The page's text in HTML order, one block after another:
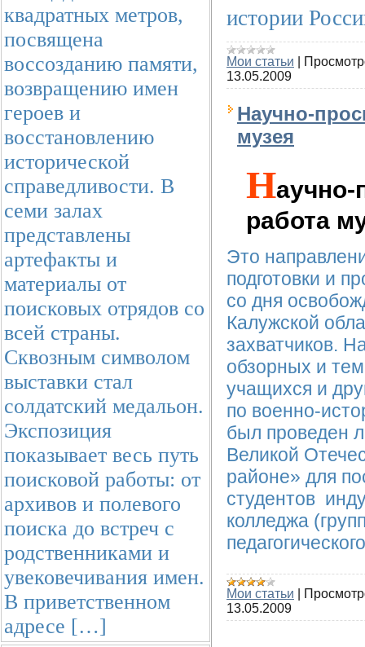
квадратных метров,
посвящена
воссозданию памяти,
возвращению имен
героев и
восстановлению
исторической
справедливости. В
семи залах
представлены
артефакты и
материалы от
поисковых отрядов со
всей страны.
Сквозным символом
выставки стал
солдатский медальон.
Экспозиция
показывает весь путь
поисковой работы: от
архивов и полевого
поиска до встреч с
родственниками и
увековечивания имен.
В приветственном
адресе […]
истории
Мои статьи
13.05.2009
Научно-
музея
Научно-
работа
Это
подготовки и
со дня
Калужской
захватчиков.
обзорных и
учащихся и
по военно-
был проведен
Великой
районе» для
студентов
колледжа
Мои статьи
13.05.2009